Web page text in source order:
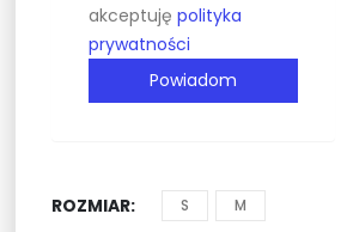
akceptujępolityka
prywatności
ROZMIAR S M